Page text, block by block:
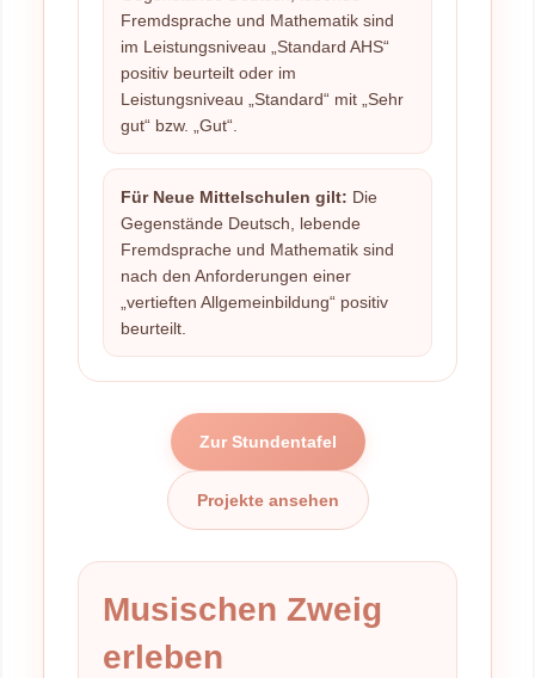
Fremdsprache und Mathematik sind
im Leistungsniveau „Standard AHS“
positiv beurteilt oder im
Leistungsniveau „Standard“ mit „Sehr
gut“ bzw. „Gut“.
Für Neue Mittelschulen gilt: Die
Gegenstände Deutsch, lebende
Fremdsprache und Mathematik sind
nach den Anforderungen einer
„vertieften Allgemeinbildung“ positiv
beurteilt.
Zur Stundentafel
Projekte ansehen
Musischen Zweig
erleben